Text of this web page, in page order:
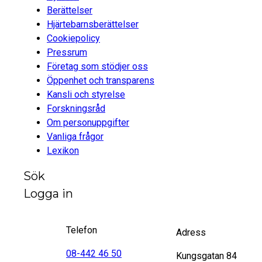
Berättelser
Hjärtebarnsberättelser
Cookiepolicy
Pressrum
Företag som stödjer oss
Öppenhet och transparens
Kansli och styrelse
Forskningsråd
Om personuppgifter
Vanliga frågor
Lexikon
Sök
Logga in
Telefon
08-442 46 50
Adress
Kungsgatan 84